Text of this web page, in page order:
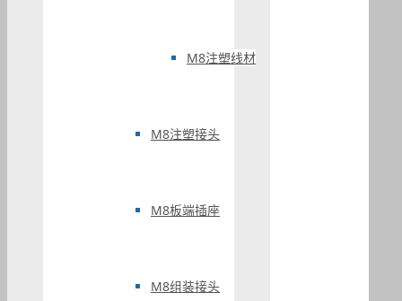
M8注塑线材
M8注塑接头
M8板端插座
M8组装接头